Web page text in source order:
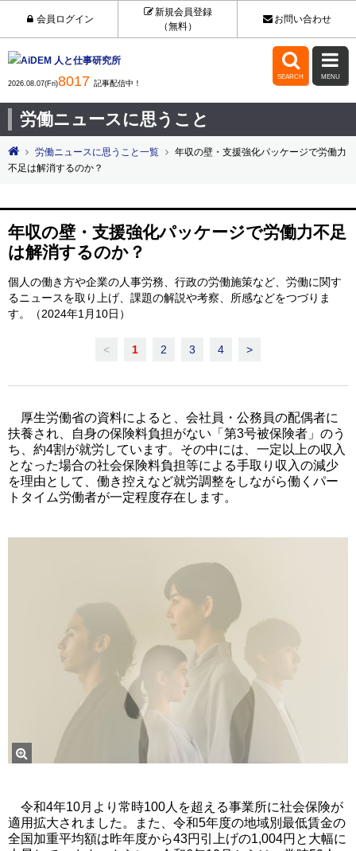
会員ログイン
新規会員登録
（無料）
お問い合わせ
2026.08.07(Fri)8017 記事配信中！

SEARCH

MENU
労働ニュースに思うこと
労働ニュースに思うこと一覧
年収の壁・支援強化パッケージで労働力
不足は解消するのか？
年収の壁・支援強化パッケージで労働力不足
は解消するのか？
個人の働き方や企業の人事労務、行政の労働施策など、労働に関す
るニュースを取り上げ、課題の解説や考察、所感などをつづりま
す。（2024年1月10日）
< 1 2 3 4 >
厚生労働省の資料によると、会社員・公務員の配偶者に
扶養され、自身の保険料負担がない「第3号被保険者」のう
ち、約4割が就労しています。その中には、一定以上の収入
となった場合の社会保険料負担等による手取り収入の減少
を理由として、働き控えなど就労調整をしながら働くパー
トタイム労働者が一定程度存在します。
令和4年10月より常時100人を超える事業所に社会保険が
適用拡大されました。また、令和5年度の地域別最低賃金の
全国加重平均額は昨年度から43円引上げの1,004円と大幅に